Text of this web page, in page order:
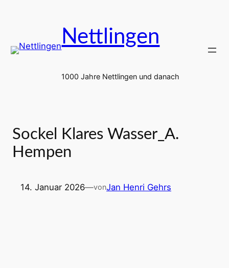
Nettlingen
1000 Jahre Nettlingen und danach
Sockel Klares Wasser_A.
Hempen
14. Januar 2026—vonJan Henri Gehrs